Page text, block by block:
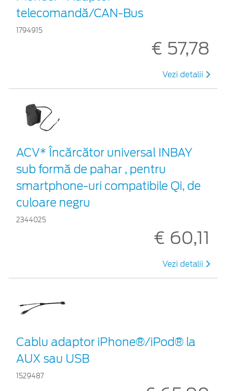
telecomandă/CAN-Bus
1794915
€ 57,78
Vezi detalii
ACV* Încărcător universal INBAY
sub formă de pahar , pentru
smartphone-uri compatibile Qi, de
culoare negru
2344025
€ 60,11
Vezi detalii
Cablu adaptor iPhone®/iPod® la
AUX sau USB
1529487